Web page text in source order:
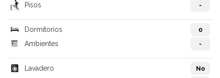
Pisos -
Dormitorios 0
Ambientes -
Lavadero No